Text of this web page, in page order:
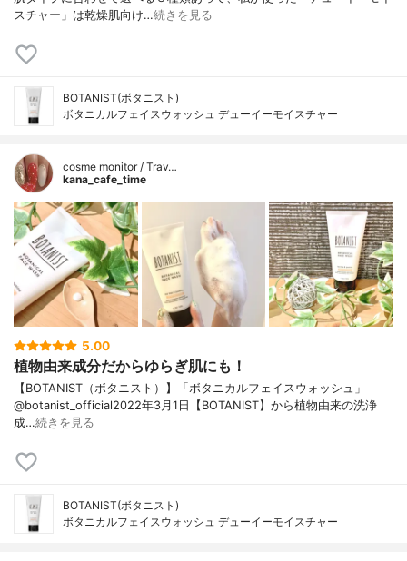
スチャー」は乾燥肌向け…続きを見る
BOTANIST(ボタニスト)
ボタニカルフェイスウォッシュ デューイーモイスチャー
cosme monitor / Trav…
kana_cafe_time
5.00
植物由来成分だからゆらぎ肌にも！
【BOTANIST（ボタニスト）】「ボタニカルフェイスウォッシュ」
@botanist_official2022年3月1日【BOTANIST】から植物由来の洗浄
成…続きを見る
BOTANIST(ボタニスト)
ボタニカルフェイスウォッシュ デューイーモイスチャー